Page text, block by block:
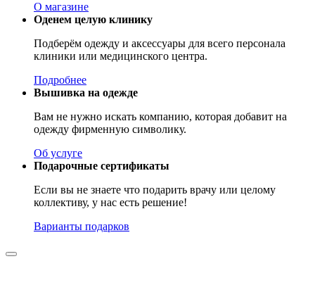
О магазине
Оденем целую клинику
Подберём одежду и аксессуары для всего персонала
клиники или медицинского центра.
Подробнее
Вышивка на одежде
Вам не нужно искать компанию, которая добавит на
одежду фирменную символику.
Об услуге
Подарочные сертификаты
Если вы не знаете что подарить врачу или целому
коллективу, у нас есть решение!
Варианты подарков